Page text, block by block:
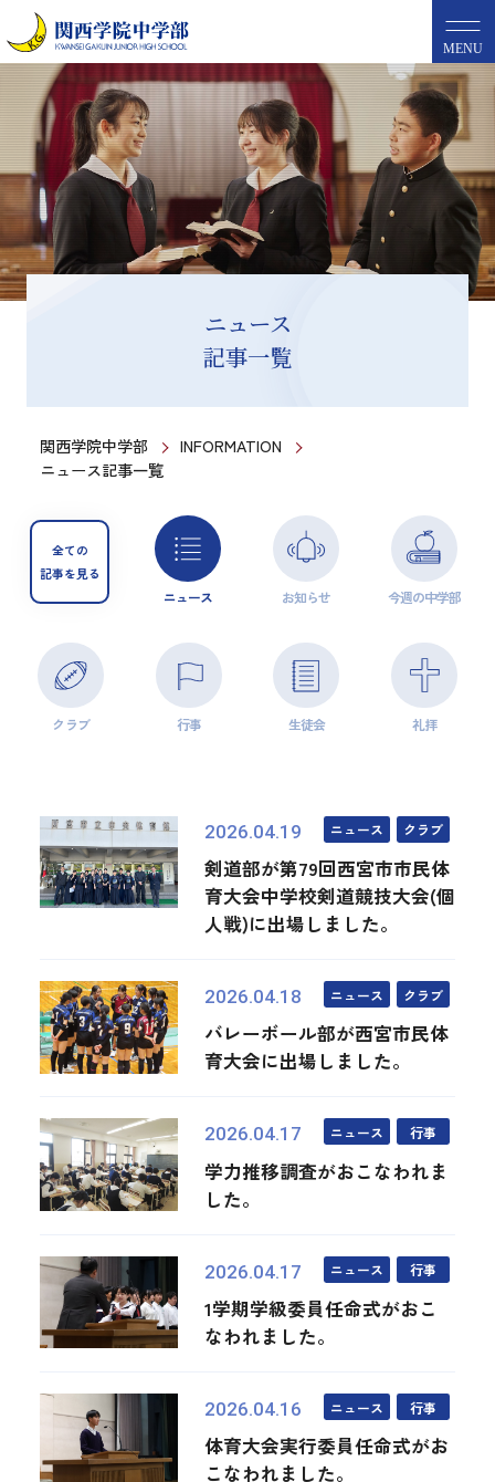
MENU
ニュース
記事一覧
関西学院中学部
INFORMATION
ニュース記事一覧
全ての
記事を見る
ニュース お知らせ 今週の中学部
クラブ 行事 生徒会 礼拝
2026.04.19 ニュース クラブ
剣道部が第79回西宮市市民体
育大会中学校剣道競技大会(個
人戦)に出場しました。
2026.04.18 ニュース クラブ
バレーボール部が西宮市民体
育大会に出場しました。
2026.04.17 ニュース 行事
学力推移調査がおこなわれま
した。
2026.04.17 ニュース 行事
1学期学級委員任命式がおこ
なわれました。
2026.04.16 ニュース 行事
体育大会実行委員任命式がお
こなわれました。